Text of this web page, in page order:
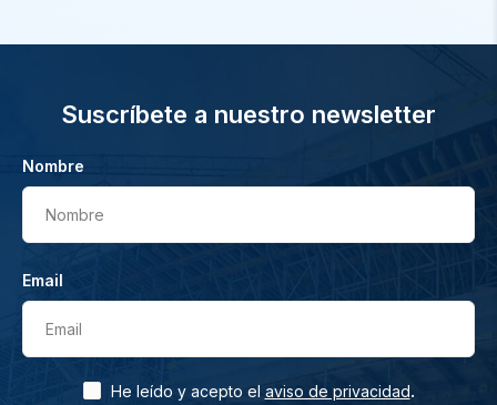
Suscríbete a nuestro newsletter
Nombre
Nombre
Email
Email
He leído y acepto el aviso de privacidad.